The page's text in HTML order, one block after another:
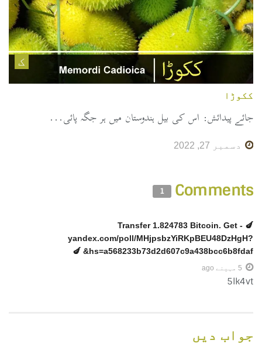
ک
ککوڑا
جائے پیدائش: اس کی بیل ہندوستان میں ہر جگہ پائی...
دسمبر 27, 2022
Comments
1
🍆 Transfer 1.824783 Bitcoin. Get -
yandex.com/poll/MHjpsbzYiRKpBEU48DzHgH?
hs=a568233b73d2d607c9a438bcc6b8fdaf& 🍆
5 مہینے ago
5lk4vt
جواب دیں